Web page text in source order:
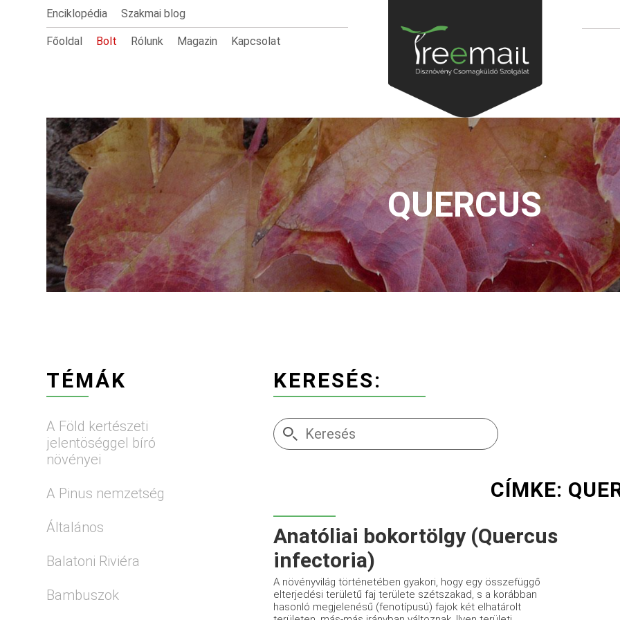
Enciklopédia Szakmai blog
Főoldal Bolt Rólunk Magazin Kapcsolat
QUERCUS
TÉMÁK
A Föld kertészeti
jelentöséggel bíró
növényei
A Pinus nemzetség
Általános
Balatoni Riviéra
Bambuszok
KERESÉS:
CÍMKE:
Anatóliai bokortölgy (Quercus
infectoria)
A növényvilág történetében gyakori, hogy egy összefüggő
elterjedési területű faj területe szétszakad, s a korábban
hasonló megjelenésű (fenotípusú) fajok két elhatárolt